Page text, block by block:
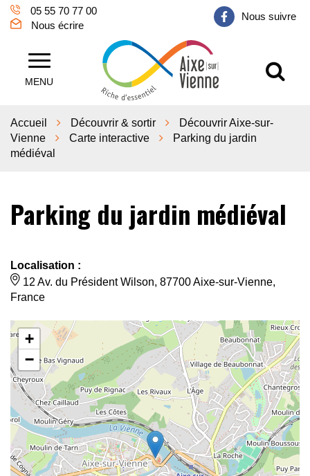
Gestion des traceurs
05 55 70 77 00
Nous écrire
Nous suivre
MENU Aixe sur Vienne
Accueil Découvrir & sortir
Découvrir Aixe-sur-
Vienne
Carte interactive
Parking du jardin
médiéval
Parking du jardin médiéval
Localisation :
12 Av. du Président Wilson, 87700 Aixe-sur-Vienne,
France
+
−